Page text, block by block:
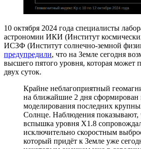
10 октября 2024 года специалисты
астрономии ИКИ (Институт
ИСЗФ (Институт солнечно-земной
предупредили, что на Земле сегодня
высшего пятого уровня, которая может
двух суток.
Крайне неблагоприятный
на ближайшие 2 дня сформирован
моделирования последних
Солнце. Наблюдения показывают,
вспышка уровня X1.8
исключительно скоростным
который придёт к Земле уже